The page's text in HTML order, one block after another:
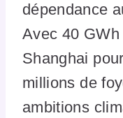
dépendance
Avec 40 GWh
Shanghai
millions de
ambitions